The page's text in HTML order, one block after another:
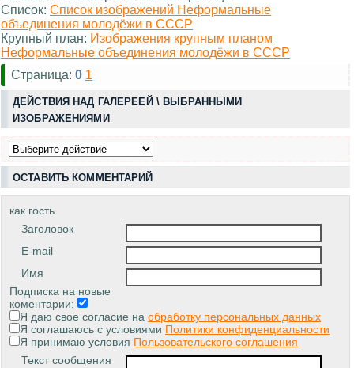
Список: Список изображений Неформальные
объединения молодёжи в СССР
Крупный план: Изображения крупным планом
Неформальные объединения молодёжи в СССР
Страница: 0 1
ДЕЙСТВИЯ НАД ГАЛЕРЕЕЙ \ ВЫБРАННЫМИ
ИЗОБРАЖЕНИЯМИ
ОСТАВИТЬ КОММЕНТАРИЙ
как гость
Заголовок
E-mail
Имя
Подписка на новые
коментарии:
Я даю свое согласие на обработку персональных данных
Я соглашаюсь с условиями Политики конфиденциальности
Я принимаю условия Пользовательского соглашения
Текст сообщения